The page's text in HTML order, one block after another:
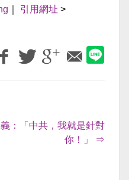
引用網址 >
：「中共，我就是針對
你！」 ⇒